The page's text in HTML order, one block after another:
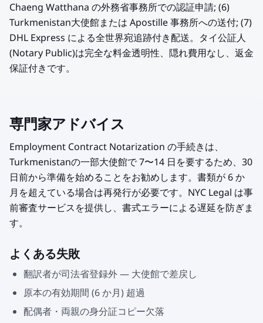
Chaeng Watthana の外務省事務所での認証申請; (6)
Turkmenistan大使館または Apostille 事務所への送付; (7)
DHL Express による全世界宛追跡付き配送。タイ公証人
(Notary Public)は完全な料金透明性、隠れ費用なし、返金
保証付きです。
専門家アドバイス
Employment Contract Notarization の手続きは、
Turkmenistanの一部大使館で 7〜14 日を要するため、30
日前から準備を始めることをお勧めします。書類が 6 か
月を超えている場合は再発行が必要です。NYC Legal は事
前審査サービスを提供し、書式エラーによる遅延を防ぎま
す。
よくある失敗
翻訳者が司法省登録外 — 大使館で差戻し
原本の有効期間 (6 か月) 超過
配偶者・両親の身分証コピー欠落